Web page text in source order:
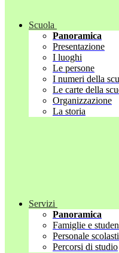
Scuola
Panoramica
Presentazione
I luoghi
Le persone
I numeri della
Le carte della
Organizzazione
La storia
Servizi
Panoramica
Famiglie e
Personale
Percorsi di studio